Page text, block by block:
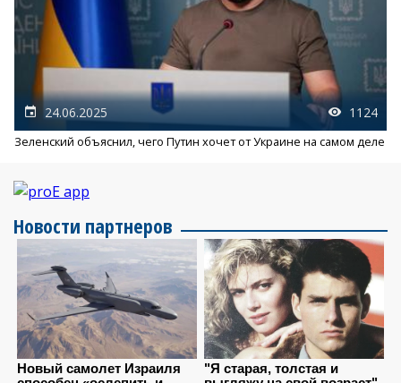
24.06.2025 1124
Зеленский объяснил, чего Путин хочет от Украине на самом деле
Новости партнеров